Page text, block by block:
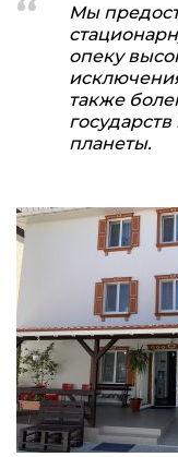
Мы
опеку
также
планеты.